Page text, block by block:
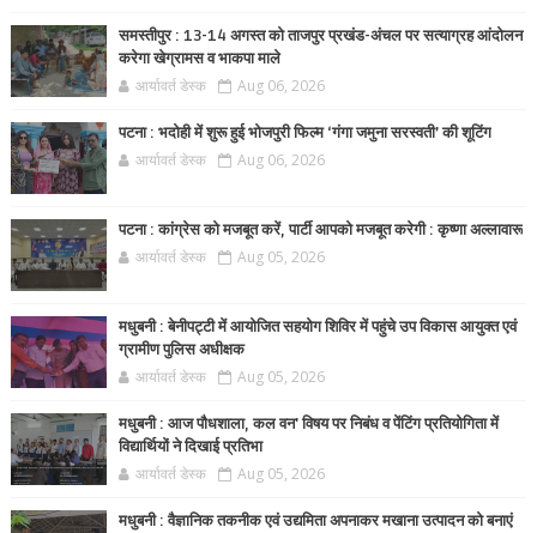
समस्तीपुर : 13-14 अगस्त को ताजपुर प्रखंड-अंचल पर सत्याग्रह आंदोलन
करेगा खेग्रामस व भाकपा माले
आर्यावर्त डेस्क Aug 06, 2026
पटना : भदोही में शुरू हुई भोजपुरी फिल्म ‘गंगा जमुना सरस्वती’ की शूटिंग
आर्यावर्त डेस्क Aug 06, 2026
पटना : कांग्रेस को मजबूत करें, पार्टी आपको मजबूत करेगी : कृष्णा अल्लावारू
आर्यावर्त डेस्क Aug 05, 2026
मधुबनी : बेनीपट्टी में आयोजित सहयोग शिविर में पहुंचे उप विकास आयुक्त एवं
ग्रामीण पुलिस अधीक्षक
आर्यावर्त डेस्क Aug 05, 2026
मधुबनी : आज पौधशाला, कल वन' विषय पर निबंध व पेंटिंग प्रतियोगिता में
विद्यार्थियों ने दिखाई प्रतिभा
आर्यावर्त डेस्क Aug 05, 2026
मधुबनी : वैज्ञानिक तकनीक एवं उद्यमिता अपनाकर मखाना उत्पादन को बनाएं